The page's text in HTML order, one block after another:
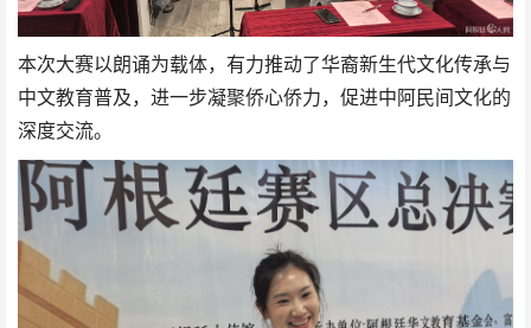
本次大赛以朗诵为载体，有力推动了华裔新生代文化传承与
中文教育普及，进一步凝聚侨心侨力，促进中阿民间文化的
深度交流。